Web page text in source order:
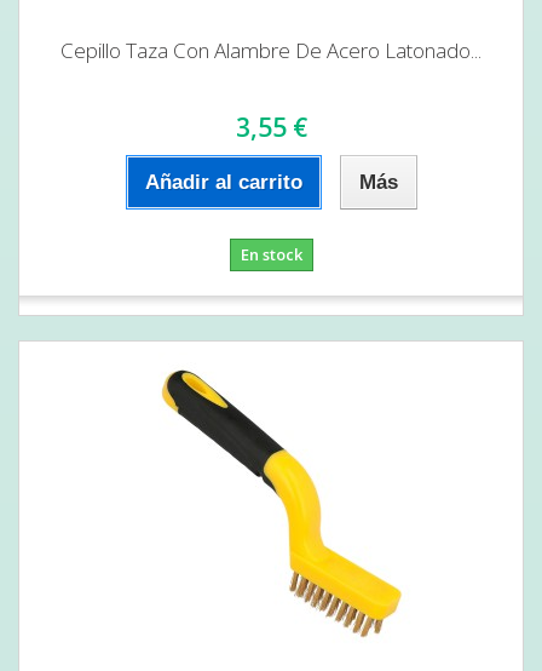
Cepillo Taza Con Alambre De Acero Latonado...
3,55 €
Añadir al carrito Más
En stock